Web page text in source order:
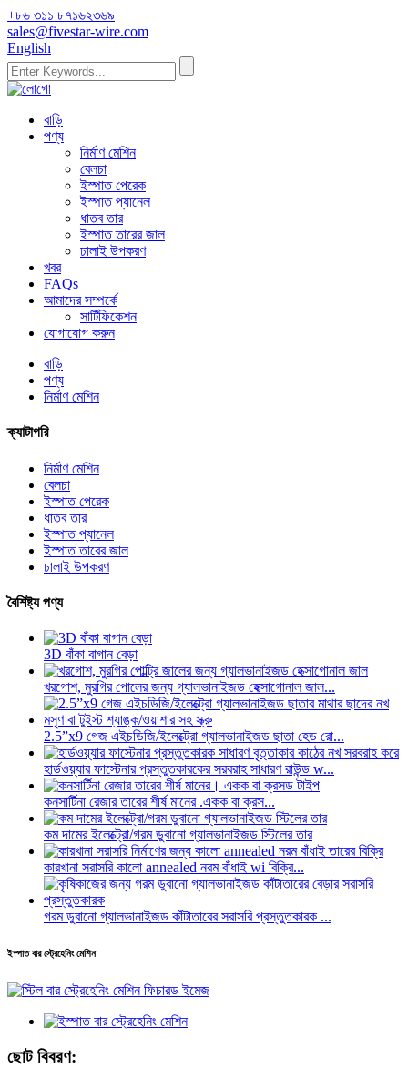
+৮৬ ৩১১ ৮৭১৬২৩৬৯
sales@fivestar-wire.com
English
বাড়ি
পণ্য
নির্মাণ মেশিন
বেলচা
ইস্পাত পেরেক
ইস্পাত প্যানেল
ধাতব তার
ইস্পাত তারের জাল
ঢালাই উপকরণ
খবর
FAQs
আমাদের সম্পর্কে
সার্টিফিকেশন
যোগাযোগ করুন
বাড়ি
পণ্য
নির্মাণ মেশিন
ক্যাটাগরি
নির্মাণ মেশিন
বেলচা
ইস্পাত পেরেক
ধাতব তার
ইস্পাত প্যানেল
ইস্পাত তারের জাল
ঢালাই উপকরণ
বৈশিষ্ট্য পণ্য
3D বাঁকা বাগান বেড়া
খরগোশ, মুরগির পোলের জন্য গ্যালভানাইজড হেক্সাগোনাল জাল...
2.5”x9 গেজ এইচডিজি/ইলেক্ট্রো গ্যালভানাইজড ছাতা হেড রো...
হার্ডওয়্যার ফাস্টেনার প্রস্তুতকারকের সরবরাহ সাধারণ রাউন্ড w...
কনসার্টিনা রেজার তারের শীর্ষ মানের .একক বা ক্রস...
কম দামের ইলেক্ট্রো/গরম ডুবানো গ্যালভানাইজড স্টিলের তার
কারখানা সরাসরি কালো annealed নরম বাঁধাই wi বিক্রি...
গরম ডুবানো গ্যালভানাইজড কাঁটাতারের সরাসরি প্রস্তুতকারক ...
ইস্পাত বার স্ট্রেহেনিং মেশিন
ছোট বিবরণ: